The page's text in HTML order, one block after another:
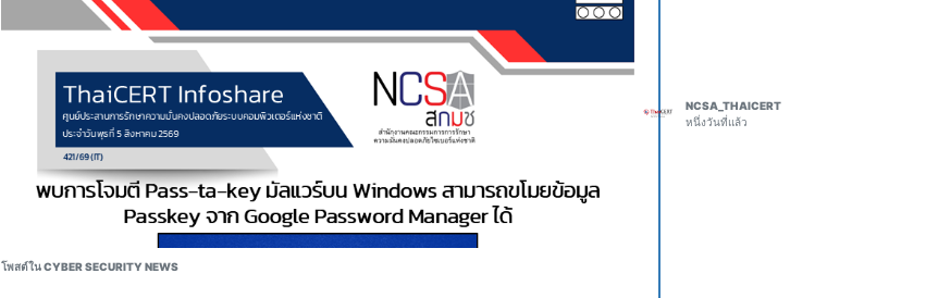
How a $50,000 Exploit Chain Turned Bixby Against Samsung Phones
"Two security researchers found a way to exploit vulnerabilities in Samsung
software, including the virtual assistant Bixby, to hack mobile devices. The research
was conducted by Dimitrios Valsamaras, senior security researcher at Microsoft,
and Ken Gannon, head of mobile research at Mobile Hacking Lab. Gannon and
Valsamaras demonstrated the vulnerabilities at the Pwn2Own Ireland hacking
competition in October 2025, where they earned $50,000 after exploiting them to
hack a Samsung Galaxy S25 device."
https://www.securityweek.com/how-a-50000-exploit-chain-turned-bixby-against-
samsung-phones/
Pre-Auth RCE In Enterprise Java Hits Bonita And OFBiz Servers
"An attacker sends a single web request to a Bonita server and lands inside an
สามารถติดตามข่าวสารได้ที่ webboard หรือ Facebook NCSA Thailand
โพสต์ใน CYBER SECURITY NEWS
NCSA_THAICERT
หนึ่งวันที่แล้ว